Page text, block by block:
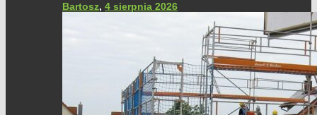
Bartosz, 4 sierpnia 2026